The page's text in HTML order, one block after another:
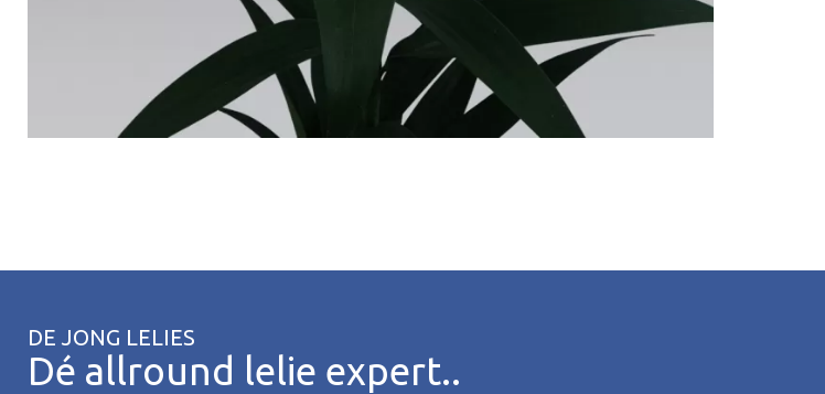
DE JONG LELIES
Dé allround lelie expert..